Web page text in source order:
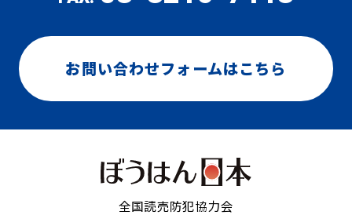
お問い合わせフォームはこちら
全国読売防犯協力会